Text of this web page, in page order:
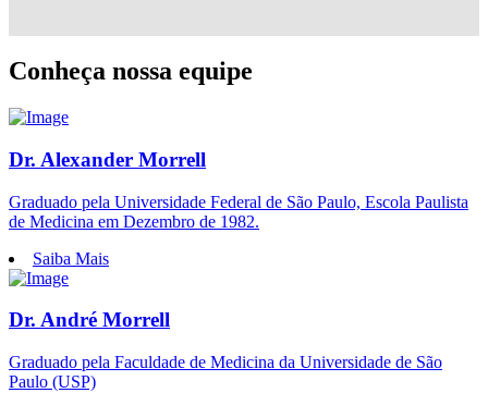
Conheça nossa equipe
Dr. Alexander Morrell
Graduado pela Universidade Federal de São Paulo, Escola Paulista
de Medicina em Dezembro de 1982.
Saiba Mais
Dr. André Morrell
Graduado pela Faculdade de Medicina da Universidade de São
Paulo (USP)